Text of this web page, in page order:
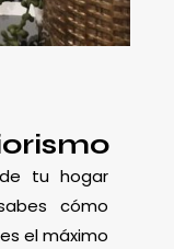
tu hogar
cómo
el máximo